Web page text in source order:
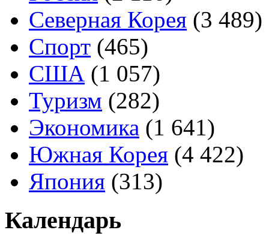
Северная Корея (3 489)
Спорт (465)
США (1 057)
Туризм (282)
Экономика (1 641)
Южная Корея (4 422)
Япония (313)
Календарь